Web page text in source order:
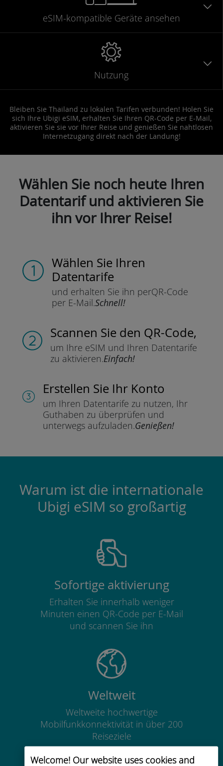
Welcome! Our website uses cookies and
eSIM-kompatible Geräte ansehen
Nutzung
Bleiben Sie Thailand zu lokalen Tarifen verbunden! Holen Sie
sich Ihre Ubigi eSIM, erhalten Sie Ihren QR-Code per E-Mail,
aktivieren Sie sie vor Ihrer Reise und genießen Sie nahtlosen
Internetzugang direkt nach der Landung!
Wählen Sie noch heute Ihren
Datentarif und aktivieren Sie
ihn vor Ihrer Reise!
Wählen Sie Ihren
Datentarife
und erhalten Sie ihn perQR-Code
per E-Mail.Schnell!
Scannen Sie den QR-Code,
um Ihre eSIM und Ihren Datentarife
zu aktivieren.Einfach!
Erstellen Sie Ihr Konto
um Ihren Datentarife zu nutzen, Ihr
Guthaben zu überprüfen und
unterwegs aufzuladen.Genießen!
Warum ist die internationale
Ubigi eSIM so großartig
Sofortige aktivierung
Erhalten Sie innerhalb weniger
Minuten einen QR-Code per E-Mail
und scannen Sie ihn
Weltweit
Weltweite hochwertige
Mobilfunkkonnektivität in über 200
Reiseziele